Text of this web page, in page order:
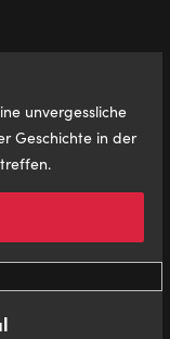
unvergessliche
Geschichte in der